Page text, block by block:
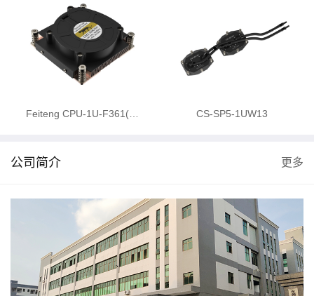
Feiteng CPU-1U-F361(… CS-SP5-1UW13
公司简介 更多